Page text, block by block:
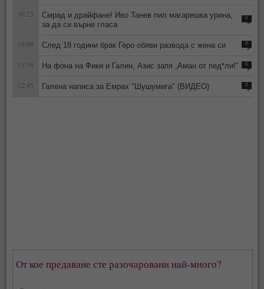
10:23
Смрад и драйфане! Иво Танев пил магарешка урина,
за да си върне гласа
0
16:00 След 18 години брак Геро обяви развода с жена си 0
11:58 На фона на Фики и Галин, Азис запя „Аман от пед*ли!“ 0
12:45 Галена написа за Емрах "Шушумига" (ВИДЕО) 0
От кое предаване сте разочаровани най-много?